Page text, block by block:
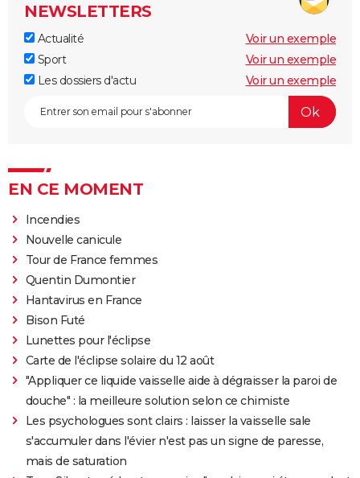
NEWSLETTERS
Actualité
Voir un exemple
Sport
Voir un exemple
Les dossiers d'actu
Voir un exemple
EN CE MOMENT
Incendies
Nouvelle canicule
Tour de France femmes
Quentin Dumontier
Hantavirus en France
Bison Futé
Lunettes pour l'éclipse
Carte de l'éclipse solaire du 12 août
"Appliquer ce liquide vaisselle aide à dégraisser la paroi de
douche" : la meilleure solution selon ce chimiste
Les psychologues sont clairs : laisser la vaisselle sale
s'accumuler dans l'évier n'est pas un signe de paresse,
mais de saturation